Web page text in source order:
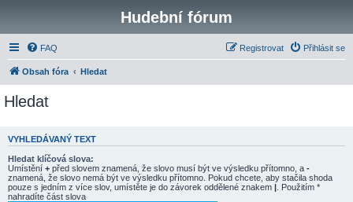
Hudební fórum
FAQ Přihlásit se
Registrovat
Obsah fóra Hledat
Hledat
VYHLEDÁVANÝ TEXT
Hledat klíčová slova:
Umístění + před slovem znamená, že slovo musí být ve výsledku přítomno, a -
znamená, že slovo nemá být ve výsledku přítomno. Pokud chcete, aby stačila shoda
pouze s jedním z více slov, umístěte je do závorek oddělené znakem | . Použitím *
nahradíte část slova